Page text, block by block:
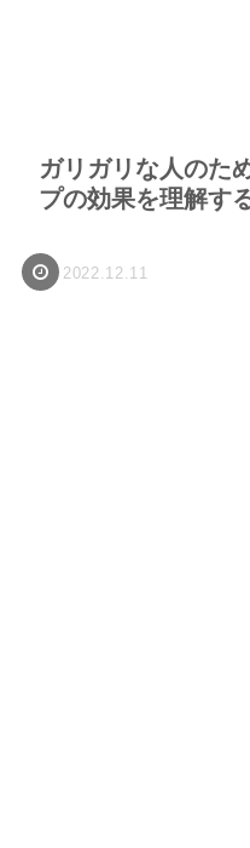
ガリガリな人のた
プの効果を理解す
2022.12.11